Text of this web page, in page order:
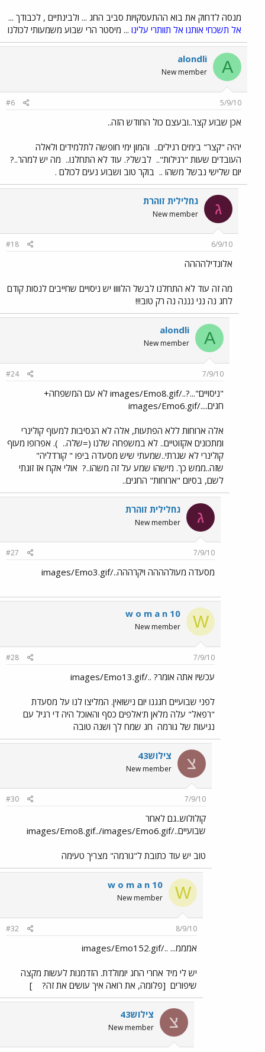
מנסה לדחוק את בוא ההתעסקויות סביב החג ... ולבינתיים , לכבודך ...
אל תשכחי אותנו אל תוותרי עלינו ... מיסטר הרי שבוע משמעותי לכולנו
A
alondli
New member
5/9/10
#6
אכן שבוע קצר..ובעצם כול החודש הזה..
יהיה "קצר" בימים רגילים.. והמון ימי חופשה לתלמידים ולאלה
העובדים שעות "רגילות".. לבשל?. עוד לא התחלנו.. מה יש למהר..?
יום שלישי נבשל משהו .. בוקר טוב ושבוע נעים לכולם .
ג גחלילית זוהרת
New member
6/9/10
#18
אלונדילהההה
מה זה עוד לא התחלנו לבשל הלוווו יש ניסויים שחייבים לנסות קודם
לחג נה נני נננה נה רק טוב!!!
A
alondli
New member
7/9/10
#24
"ניסויים"...?../images/Emo8.gif לא עם המשפחה+
חגים..../images/Emo6.gif
אלה ארוחות ללא הפתעות, אלה לא הנסיבות למעוף קולינרי
ומתכונים אקזוטיים.. לא במשפחה שלנו (=שלה.. ). אפרופו מעוף
קולינרי לא שגרתי..שמעתי שיש מסעדה ביפו " קורדליה"
שזה..ממש כך. מישהו שמע על זה משהו..? אולי אקח אז זוגתי
לשם, בסיום "ארוחות" החגים..
ג גחלילית זוהרת
New member
7/9/10
#27
מסעדה מעולהההה ויקרההה../images/Emo3.gif
W
w o m a n 10
New member
7/9/10
#28
עכשיו אתה אומר? ../images/Emo13.gif
לפני שבועיים חגגנו יום נישואין. המליצו לנו על מסעדת
"רפאל" עלה מלאן ת'אלפים כסף והאוכל היה די רגיל עם
נגיעות של גורמה חג שמח לך ושנה טובה
צ צילוש43
New member
7/9/10
#30
קולולוש..גם לאחר
שבועיים../images/Emo8.gif../images/Emo6.gif
טוב יש עוד כתובת ל"גורמה" מצריך טעימה
W
w o m a n 10
New member
8/9/10
#32
אמממ... ../images/Emo152.gif
יש לי מיד אחרי החג יומולדת. הזדמנות לעשות מקצה
שיפורים [פלומה, את רואה איך עושים את זה? ]
צ צילוש43
New member